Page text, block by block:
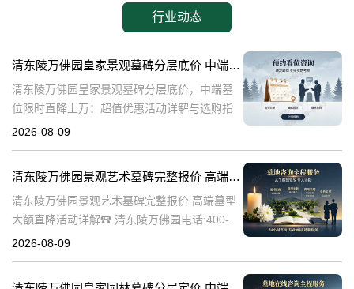
行业动态
清东陵万佛园皇家景观墓碑分层底价 中端墓位限时直降上万：超值优惠活动详解与选购指南
清东陵万佛园皇家景观墓碑分层底价，中端墓
位限时直降上万：超值优惠活动详解与选购指
南☎ 清东陵万佛园电话:400-838-5063清东陵
2026-08-09
清东陵万佛园景观艺术墓碑完整报价 高端墓型大额直降活动详解
清东陵万佛园景观艺术墓碑完整报价 高端墓型
大额直降活动详解☎ 清东陵万佛园电话:400-
838-5063清东陵万佛园，作为中国著名的皇家
2026-08-09